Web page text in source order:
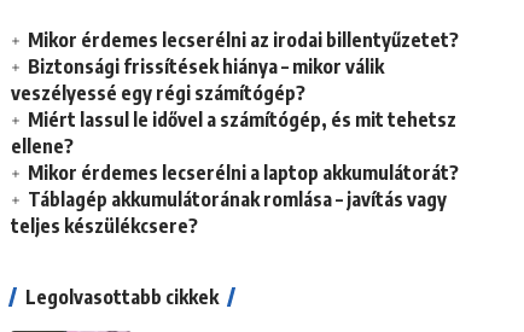
Mikor érdemes lecserélni az irodai billentyűzetet?
Biztonsági frissítések hiánya – mikor válik
veszélyessé egy régi számítógép?
Miért lassul le idővel a számítógép, és mit tehetsz
ellene?
Mikor érdemes lecserélni a laptop akkumulátorát?
Táblagép akkumulátorának romlása – javítás vagy
teljes készülékcsere?
Legolvasottabb cikkek